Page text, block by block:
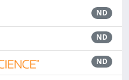
ND
ND
ND